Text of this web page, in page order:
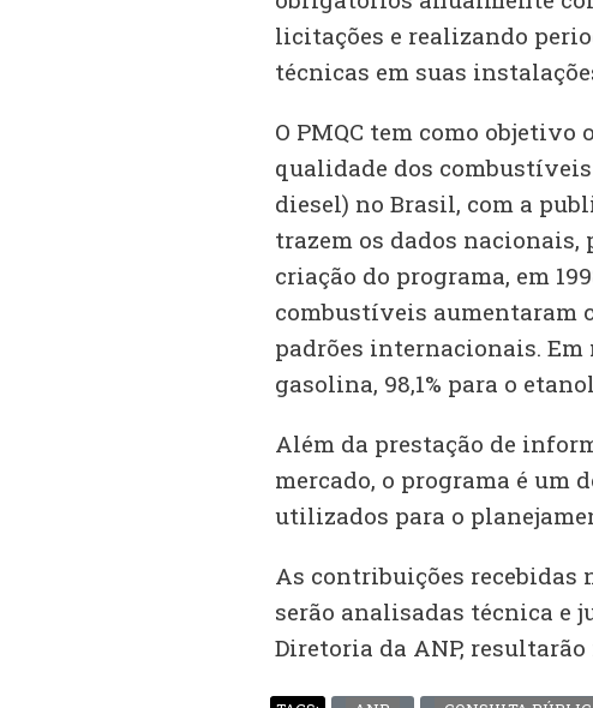
licitações e realizando
técnicas em suas
O PMQC tem como objetivo
qualidade dos
diesel) no Brasil, com a
trazem os dados nacionais,
criação do programa, em
combustíveis aumentaram
padrões internacionais. Em
gasolina, 98,1% para o
Além da prestação de
mercado, o programa é
utilizados para o
As contribuições recebidas
serão analisadas técnica e
Diretoria da ANP,